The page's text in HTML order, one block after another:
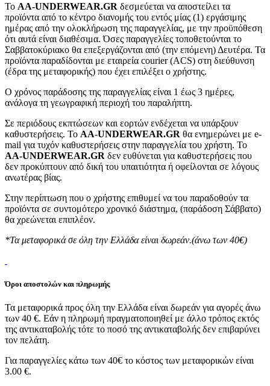
To AA-UNDERWEAR.GR δεσμεύεται να αποστείλει τα
προϊόντα από το κέντρο διανομής του εντός μίας (1) εργάσιμης
ημέρας από την ολοκλήρωση της παραγγελίας, με την προϋπόθεση
ότι αυτά είναι διαθέσιμα. Όσες παραγγελίες τοποθετούνται το
Σαββατοκύριακο θα επεξεργάζονται από (την επόμενη) Δευτέρα. Τα
προϊόντα παραδίδονται με εταιρεία courier (ACS) στη διεύθυνση
(έδρα της μεταφορικής) που έχει επιλέξει ο χρήστης.
Ο χρόνος παράδοσης της παραγγελίας είναι 1 έως 3 ημέρες,
ανάλογα τη γεωγραφική περιοχή του παραλήπτη.
Σε περιόδους εκπτώσεων και εορτών ενδέχεται να υπάρξουν
καθυστερήσεις. Το AA-UNDERWEAR.GR θα ενημερώνει με e-
mail για τυχόν καθυστερήσεις στην παραγγελία του χρήστη. Το
AA-UNDERWEAR.GR δεν ευθύνεται για καθυστερήσεις που
δεν προκύπτουν από δική του υπαιτιότητα ή οφείλονται σε λόγους
ανωτέρας βίας.
Στην περίπτωση που ο χρήστης επιθυμεί να του παραδοθούν τα
προϊόντα σε συντομότερο χρονικό διάστημα, (παράδοση Σάββατο)
θα χρεώνεται επιπλέον.
*Τα μεταφορικά σε όλη την Ελλάδα είναι δωρεάν.(άνω των 40€)
Όροι αποστολών και πληρωμής
Τα μεταφορικά προς όλη την Ελλάδα είναι δωρεάν για αγορές άνω
των 40 €. Εάν η πληρωμή πραγματοποιηθεί με άλλο τρόπος εκτός
της αντικαταβολής τότε το ποσό της αντικαταβολής δεν επιβαρύνει
τον πελάτη.
Για παραγγελίες κάτω των 40€ το κόστος των μεταφορικών είναι
3.00 €.